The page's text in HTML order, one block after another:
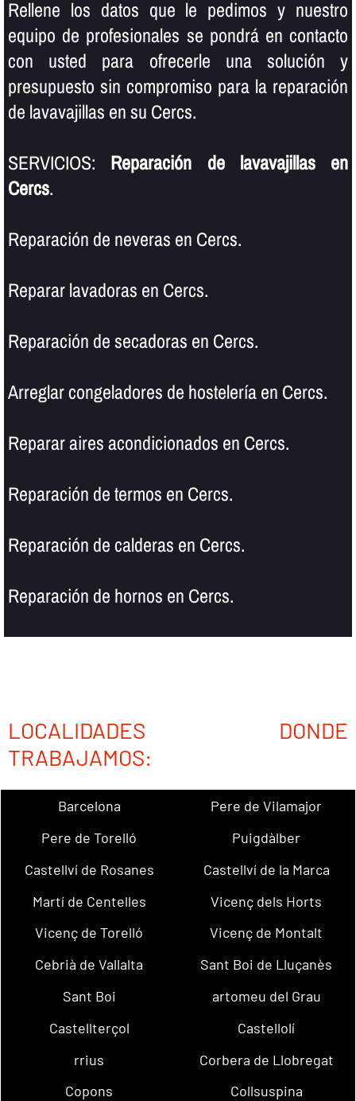
Rellene los datos que le pedimos y nuestro
equipo de profesionales se pondrá en contacto
con usted para ofrecerle una solución y
presupuesto sin compromiso para la reparación
de lavavajillas en su Cercs.
SERVICIOS: Reparación de lavavajillas en
Cercs.
Reparación de neveras en Cercs.
Reparar lavadoras en Cercs.
Reparación de secadoras en Cercs.
Arreglar congeladores de hostelerí­a en Cercs.
Reparar aires acondicionados en Cercs.
Reparación de termos en Cercs.
Reparación de calderas en Cercs.
Reparación de hornos en Cercs.
LOCALIDADES DONDE
TRABAJAMOS:
Barcelona
Pere de Vilamajor
Pere de Torelló
Puigdàlber
Castellví de Rosanes
Castellví de la Marca
Martí de Centelles
Vicenç dels Horts
Vicenç de Torelló
Vicenç de Montalt
Cebrià de Vallalta
Sant Boi de Lluçanès
Sant Boi
artomeu del Grau
Castellterçol
Castellolí
rrius
Corbera de Llobregat
Copons
Collsuspina